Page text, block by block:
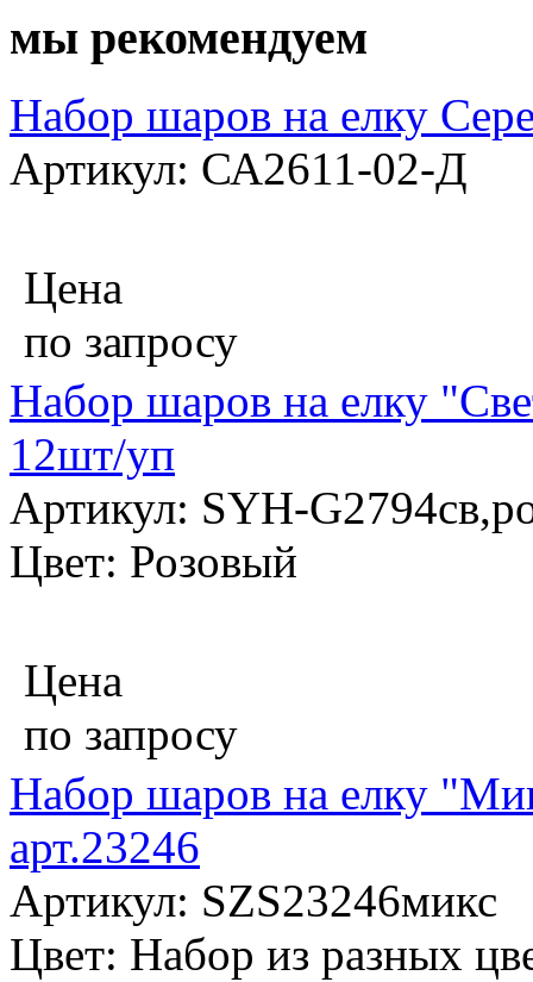
мы рекомендуем
Набор шаров на елку
Артикул: СА2611-02-Д
Цена
по запросу
Набор шаров на елку
12шт/уп
Артикул: SYH-
Цвет: Розовый
Цена
по запросу
Набор шаров на елку
арт.23246
Артикул: SZS23246микс
Цвет: Набор из разных